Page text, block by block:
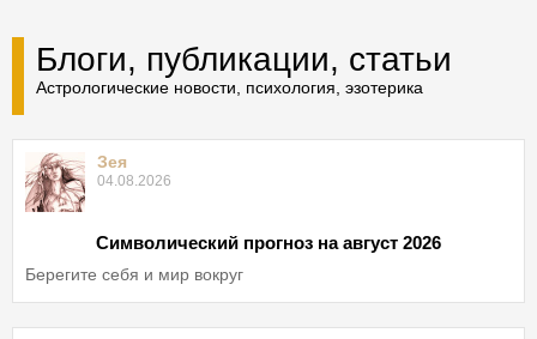
Блоги, публикации, статьи
Астрологические новости, психология, эзотерика
Зея
04.08.2026
Символический прогноз на август 2026
Берегите себя и мир вокруг